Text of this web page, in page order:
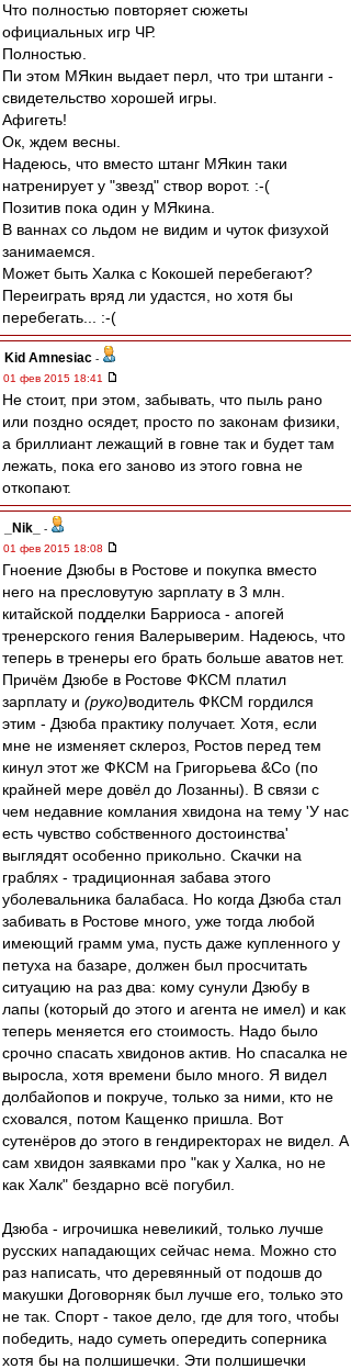
Что полностью повторяет сюжеты
официальных игр ЧР.
Полностью.
Пи этом МЯкин выдает перл, что три штанги -
свидетельство хорошей игры.
Афигеть!
Ок, ждем весны.
Надеюсь, что вместо штанг МЯкин таки
натренирует у "звезд" створ ворот. :-(
Позитив пока один у МЯкина.
В ваннах со льдом не видим и чуток физухой
занимаемся.
Может быть Халка с Кокошей перебегают?
Переиграть вряд ли удастся, но хотя бы
перебегать... :-(
Kid Amnesiac -
01 фев 2015 18:41
Не стоит, при этом, забывать, что пыль рано
или поздно осядет, просто по законам физики,
а бриллиант лежащий в говне так и будет там
лежать, пока его заново из этого говна не
откопают.
_Nik_
-
01 фев 2015 18:08
Гноение Дзюбы в Ростове и покупка вместо
него на пресловутую зарплату в 3 млн.
китайской подделки Барриоса - апогей
тренерского гения Валерыверим. Надеюсь, что
теперь в тренеры его брать больше аватов нет.
Причём Дзюбе в Ростове ФКСМ платил
зарплату и (руко)водитель ФКСМ гордился
этим - Дзюба практику получает. Хотя, если
мне не изменяет склероз, Ростов перед тем
кинул этот же ФКСМ на Григорьева &Co (по
крайней мере довёл до Лозанны). В связи с
чем недавние комлания хвидона на тему 'У нас
есть чувство собственного достоинства'
выглядят особенно прикольно. Скачки на
граблях - традиционная забава этого
уболевальника балабаса. Но когда Дзюба стал
забивать в Ростове много, уже тогда любой
имеющий грамм ума, пусть даже купленного у
петуха на базаре, должен был просчитать
ситуацию на раз два: кому сунули Дзюбу в
лапы (который до этого и агента не имел) и как
теперь меняется его стоимость. Надо было
срочно спасать хвидонов актив. Но спасалка не
выросла, хотя времени было много. Я видел
долбайопов и покруче, только за ними, кто не
сховался, потом Кащенко пришла. Вот
сутенёров до этого в гендиректорах не видел. А
сам хвидон заявками про "как у Халка, но не
как Халк" бездарно всё погубил.
Дзюба - игрочишка невеликий, только лучше
русских нападающих сейчас нема. Можно сто
раз написать, что деревянный от подошв до
макушки Договорняк был лучше его, только это
не так. Спорт - такое дело, где для того, чтобы
победить, надо суметь опередить соперника
хотя бы на полшишечки. Эти полшишечки